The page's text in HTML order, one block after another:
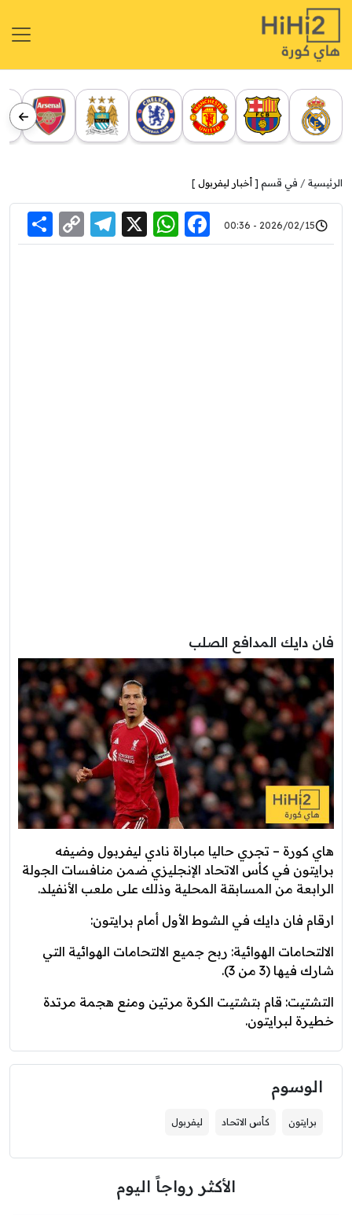
الرئيسية في قسم [ أخبار ليفربول ]
2026/02/15 - 00:36
Facebook
WhatsApp
X
Link
فان دايك المدافع الصلب
هاي كورة – تجري حاليا مباراة نادي ليفربول وضيفه
برايتون في كأس الاتحاد الإنجليزي ضمن منافسات الجولة
الرابعة من المسابقة المحلية وذلك على ملعب الأنفيلد.
ارقام فان دايك في الشوط الأول أمام برايتون:
الالتحامات الهوائية: ربح جميع الالتحامات الهوائية التي
شارك فيها (3 من 3).
التشتيت: قام بتشتيت الكرة مرتين ومنع هجمة مرتدة
خطيرة لبرايتون.
الوسوم
برايتون كأس الاتحاد ليفربول
الأكثر رواجاً اليوم